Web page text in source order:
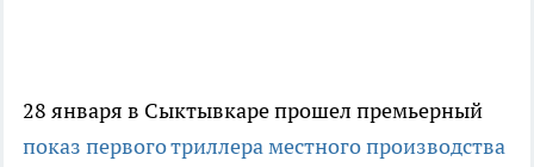
28 января в Сыктывкаре прошел премьерный
показ первого триллера местного производства